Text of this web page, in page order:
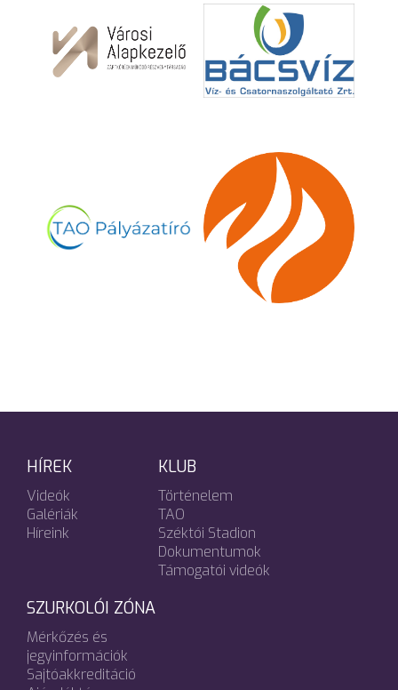
HÍREK
Videók
Galériák
Híreink
KLUB
Történelem
TAO
Széktói Stadion
Dokumentumok
Támogatói videók
SZURKOLÓI ZÓNA
Mérkőzés és
jegyinformációk
Sajtóakkreditáció